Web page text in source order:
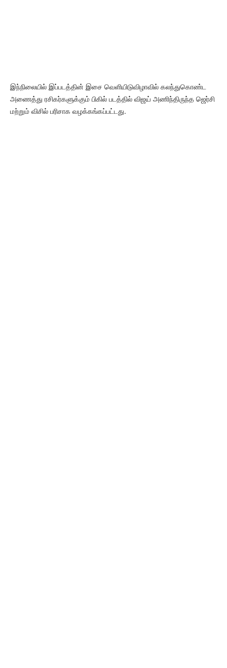
இந்நிலையில் இப்படத்தின் இசை வெளியிடுவிழாவில் கலந்துகொண்ட
அணைத்து ரசிகர்களுக்கும் பிகில் படத்தில் விஜய் அணிந்திருந்த ஜெர்சி
மற்றும் விசில் பரிசாக வழக்கங்கப்பட்டது.